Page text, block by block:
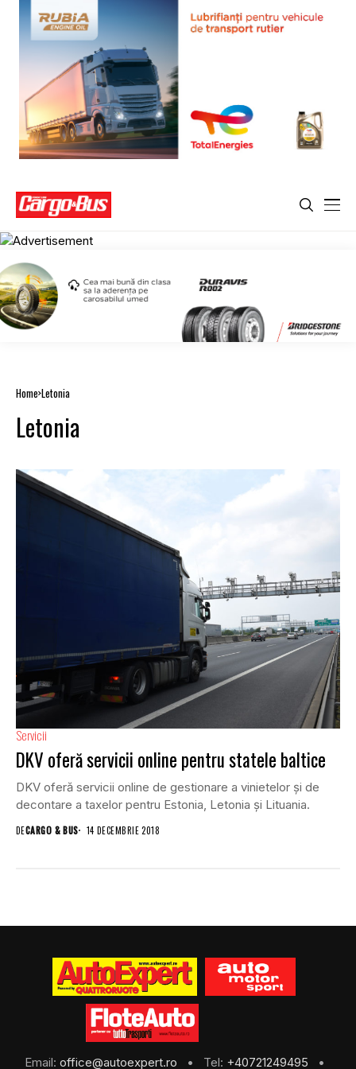
Home Letonia
Letonia
Servicii
DKV oferă servicii online pentru statele baltice
DKV oferă servicii online de gestionare a vinietelor și de
decontare a taxelor pentru Estonia, Letonia și Lituania.
DECARGO & BUS 14 DECEMBRIE 2018
Email: office@autoexpert.ro • Tel: +40721249495 •